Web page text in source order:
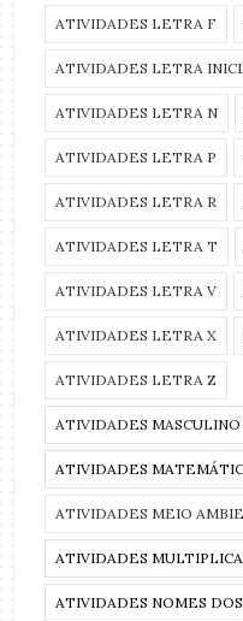
ATIVIDADES LETRA F
ATIVIDADES LETRA
ATIVIDADES LETRA N
ATIVIDADES LETRA P
ATIVIDADES LETRA R
ATIVIDADES LETRA T
ATIVIDADES LETRA V
ATIVIDADES LETRA X
ATIVIDADES LETRA Z
ATIVIDADES
ATIVIDADES
ATIVIDADES MEIO
ATIVIDADES
ATIVIDADES NOMES